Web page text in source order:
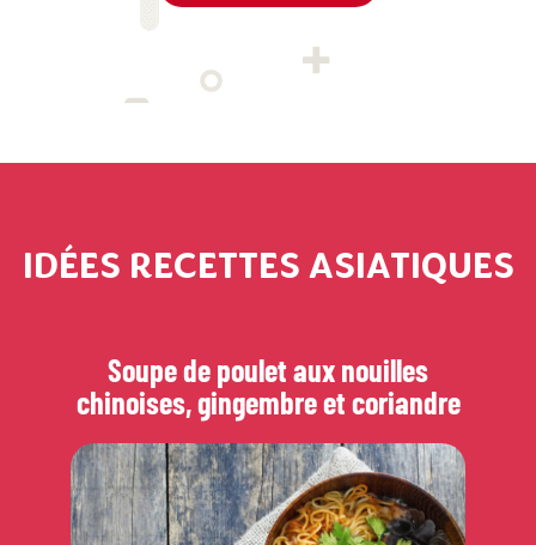
IDÉES RECETTES ASIATIQUES
Soupe de poulet aux nouilles
chinoises, gingembre et coriandre